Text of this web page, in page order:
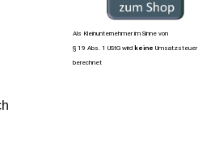
Als Kleinunternehmer im Sinne von
§ 19 Abs. 1 UStG wird keine Umsatzsteuer
berechnet